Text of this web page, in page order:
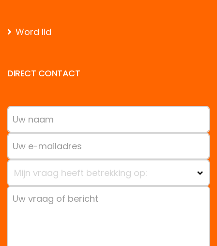
Word lid
DIRECT CONTACT
Mijn vraag heeft betrekking op: